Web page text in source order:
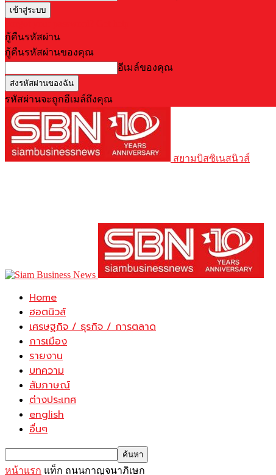
กู้คืนรหัสผ่าน
กู้คืนรหัสผ่านของคุณ
อีเมล์ของคุณ
รหัสผ่านจะถูกอีเมล์ถึงคุณ
สยามบิสซิเนสนิวส์
Home
ฮอตนิวส์
เศรษฐกิจ / ธุรกิจ / การตลาด
การเมือง
รายงาน
บทความ
สัมภาษณ์
ต่างประเทศ
english
อื่นๆ
หน้าแรก แท็ก ถนนกาญจนาภิเษก